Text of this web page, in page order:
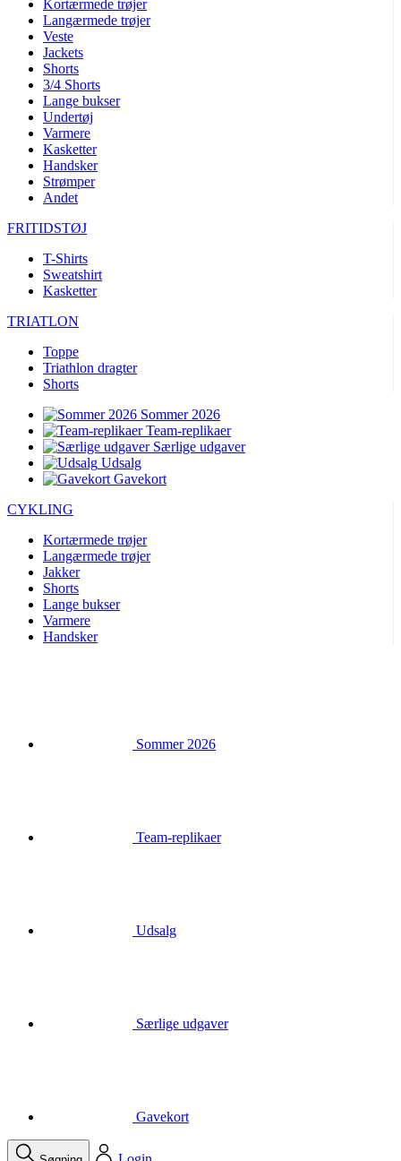
Kortærmede trøjer
Langærmede trøjer
Veste
Jackets
Shorts
3/4 Shorts
Lange bukser
Undertøj
Varmere
Kasketter
Handsker
Strømper
Andet
FRITIDSTØJ
T-Shirts
Sweatshirt
Kasketter
TRIATLON
Toppe
Triathlon dragter
Shorts
Sommer 2026
Team-replikaer
Særlige udgaver
Udsalg
Gavekort
CYKLING
Kortærmede trøjer
Langærmede trøjer
Jakker
Shorts
Lange bukser
Varmere
Handsker
Din kurv er tom
Menu Luk
Ring til